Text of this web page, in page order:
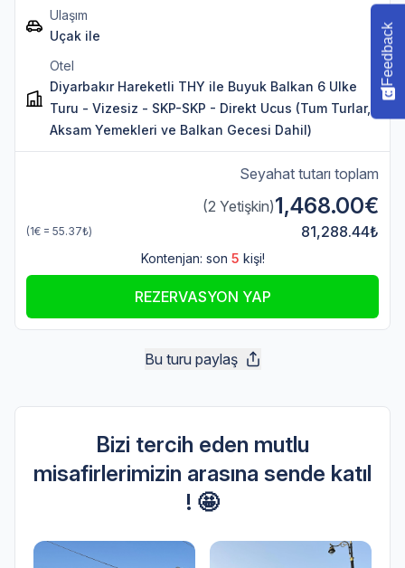
Ulaşım
Uçak ile
Otel
Diyarbakır Hareketli THY ile Buyuk Balkan 6 Ulke
Turu - Vizesiz - SKP-SKP - Direkt Ucus (Tum Turlar,
Aksam Yemekleri ve Balkan Gecesi Dahil)
Seyahat tutarı toplam
(2 Yetişkin)1,468.00€
(1€ = 55.37₺) 81,288.44₺
Kontenjan: son 5 kişi!
REZERVASYON YAP
Bu turu paylaş
Bizi tercih eden mutlu
misafirlerimizin arasına sende katıl
! 🤩
Feedback